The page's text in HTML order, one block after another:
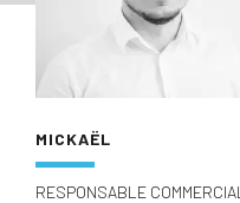
MICKAËL
RESPONSABLE COMMERCIAL